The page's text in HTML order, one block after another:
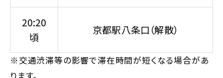
20:20
頃
京都駅八条口（解散）
※交通渋滞等の影響で滞在時間が短くなる場合があ